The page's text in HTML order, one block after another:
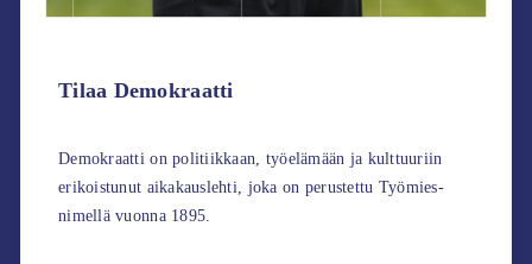
Tilaa Demokraatti
Demokraatti on politiikkaan, työelämään ja kulttuuriin
erikoistunut aikakauslehti, joka on perustettu Työmies-
nimellä vuonna 1895.